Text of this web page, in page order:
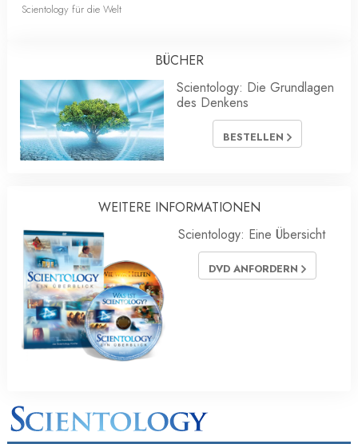
Scientology für die Welt
BÜCHER
Scientology: Die Grundlagen
des Denkens
BESTELLEN
WEITERE INFORMATIONEN
Scientology: Eine Übersicht
DVD ANFORDERN